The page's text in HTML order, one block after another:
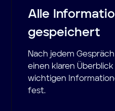
Alle
gespeichert
Nach jedem
einen klaren
wichtigen
fest.